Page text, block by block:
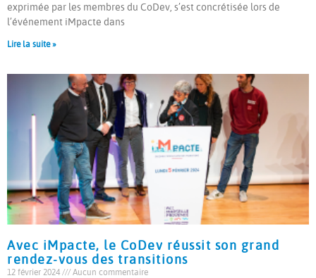
exprimée par les membres du CoDev, s’est concrétisée lors de
l’événement iMpacte dans
Lire la suite »
Avec iMpacte, le CoDev réussit son grand
rendez-vous des transitions
12 février 2024 Aucun commentaire